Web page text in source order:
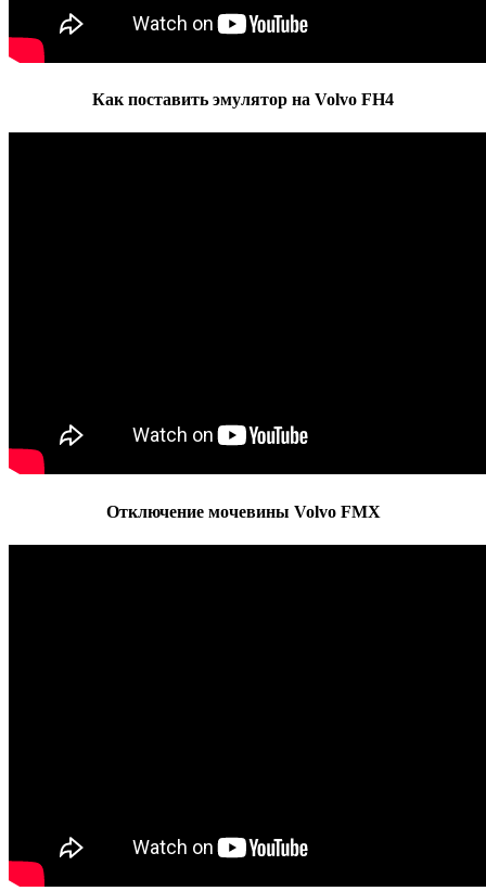
Как поставить эмулятор на Volvo FH4
Отключение мочевины Volvo FMX